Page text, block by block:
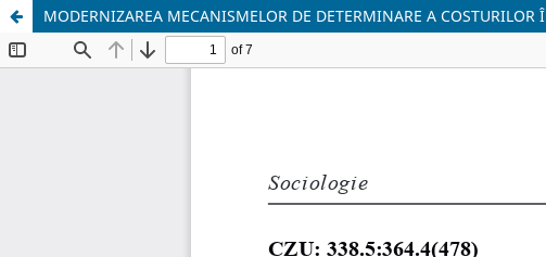
MODERNIZAREA MECANISMELOR DE DETERMINARE A